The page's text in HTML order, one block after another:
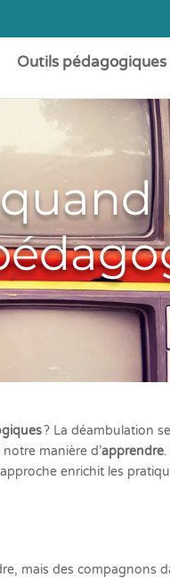
Outils pédagogiques
? La déambulation
manière d’apprendre.
enrichit les
mais des compagnons